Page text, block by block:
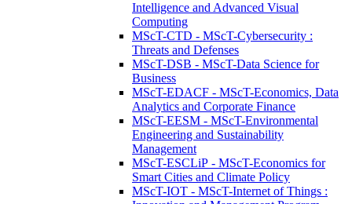
Intelligence and Advanced Visual
Computing
MScT-CTD - MScT-Cybersecurity :
Threats and Defenses
MScT-DSB - MScT-Data Science for
Business
MScT-EDACF - MScT-Economics, Data
Analytics and Corporate Finance
MScT-EESM - MScT-Environmental
Engineering and Sustainability
Management
MScT-ESCLiP - MScT-Economics for
Smart Cities and Climate Policy
MScT-IOT - MScT-Internet of Things :